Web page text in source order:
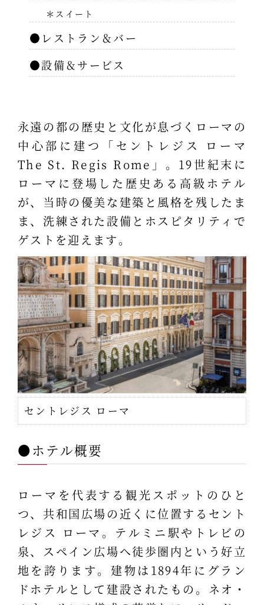
＊スイート
●レストラン＆バー
●設備＆サービス
永遠の都の歴史と文化が息づくローマの
中心部に建つ「セントレジス ローマ
The St. Regis Rome」。19世紀末に
ローマに登場した歴史ある高級ホテル
が、当時の優美な建築と風格を残したま
ま、洗練された設備とホスピタリティで
ゲストを迎えます。
セントレジス ローマ
●ホテル概要
ローマを代表する観光スポットのひと
つ、共和国広場の近くに位置するセント
レジス ローマ。テルミニ駅やトレビの
泉、スペイン広場へ徒歩圏内という好立
地を誇ります。建物は1894年にグラン
ドホテルとして建設されたもの。ネオ・